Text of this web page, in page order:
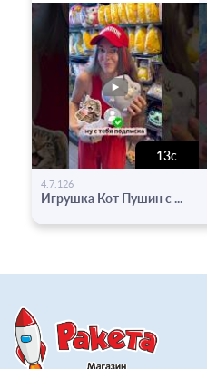
13с
4.7.126
Игрушка Кот Пушин с ...